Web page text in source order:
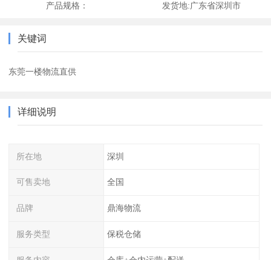
产品规格： 发货地:广东省深圳市
关键词
东莞一楼物流直供
详细说明
所在地 深圳
可售卖地 全国
品牌 鼎海物流
服务类型 保税仓储